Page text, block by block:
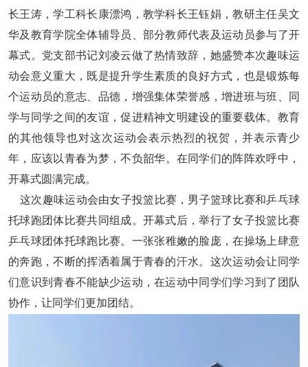
长王涛，学工科长康漂鸿，教学科长王钰娟，教研主任吴文
华及教育学院全体辅导员、部分教师代表及运动员参与了开
幕式。 党支部书记刘凌云做了热情致辞 ， 她盛赞本次趣味运
动会意义重大，既是提升学生素质的良好方式，也是锻炼每
个运动员的意志、品德，增强集体荣誉感，增进班与班、同
学与同学之间的友谊，促进精神文明建设的重要载体。教育
的其他领导也对这次运动会表示热烈的祝贺，并表示青少
年，应该以青春为梦，不负韶华。在同学们的阵阵欢呼中，
开幕式圆满完成。
这次趣味运动会由女子投篮比赛，男子篮球比赛和乒乓球
托球跑团体比赛共同组成。 开幕式后，举行了女子投篮比赛
乒乓球团体托球跑比赛。 一张张稚嫩的脸庞，在操场上肆意
的奔跑，不断的挥洒着属于青春的汗水。这次运动会让同学
们意识到青春不能缺少运动，在运动中同学们学习到了团队
协作，让同学们更加团结。